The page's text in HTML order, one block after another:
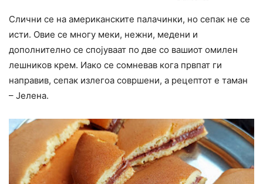
Слични се на американските палачинки, но сепак не се
исти. Овие се многу меки, нежни, медени и
дополнително се спојуваат по две со вашиот омилен
лешников крем. Иако се сомневав кога првпат ги
направив, сепак излегоа совршени, а рецептот е таман
– Јелена.